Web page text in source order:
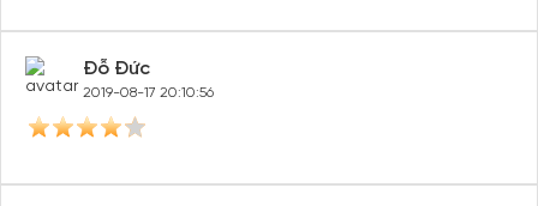
Đỗ Đức
2019-08-17 20:10:56